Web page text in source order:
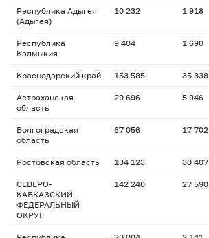
Республика Адыгея
(Адыгея)
10 232 1 918
Республика
Калмыкия
9 404 1 690
Краснодарский край 153 585 35 338
Астраханская
область
29 696 5 946
Волгоградская
область
67 056 17 702
Ростовская область 134 123 30 407
СЕВЕРО-
КАВКАЗСКИЙ
ФЕДЕРАЛЬНЫЙ
ОКРУГ
142 240 27 590